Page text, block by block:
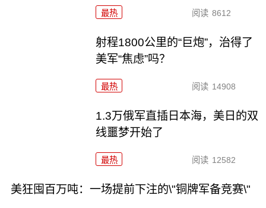
最热 阅读 8612
射程1800公里的“巨炮”，治得了
美军“焦虑”吗？
最热 阅读 14908
1.3万俄军直插日本海，美日的双
线噩梦开始了
最热 阅读 12582
美狂囤百万吨：一场提前下注的\"铜牌军备竞赛\"